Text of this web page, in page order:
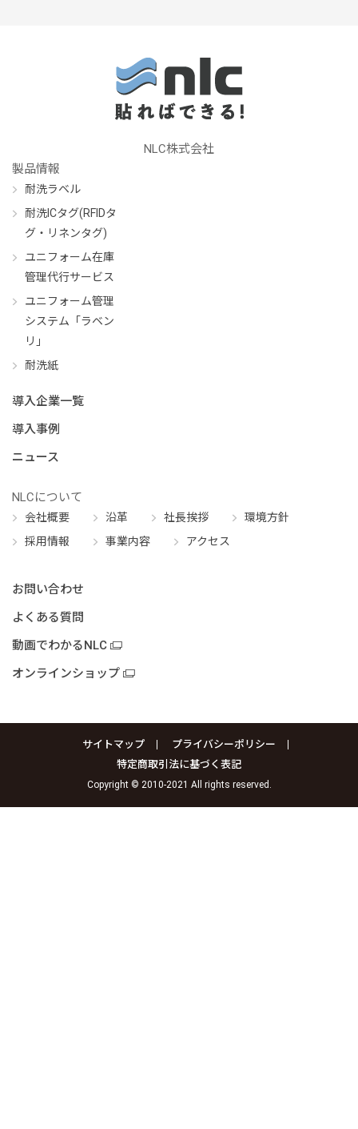
NLC株式会社
製品情報
耐洗ラベル
耐洗ICタグ(RFIDタ
グ・リネンタグ)
ユニフォーム在庫
管理代行サービス
ユニフォーム管理
システム「ラベン
リ」
耐洗紙
導入企業一覧
導入事例
ニュース
NLCについて
会社概要 沿革 社長挨拶
環境方針
採用情報
事業内容 アクセス
お問い合わせ
よくある質問
動画でわかるNLC
オンラインショップ
サイトマップ
プライバシーポリシー
特定商取引法に基づく表記
Copyright © 2010-2021 All rights reserved.